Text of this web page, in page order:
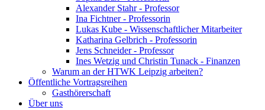
Alexander Stahr - Professor
Ina Fichtner - Professorin
Lukas Kube - Wissenschaftlicher Mitarbeiter
Katharina Gelbrich - Professorin
Jens Schneider - Professor
Ines Wetzig und Christin Tunack - Finanzen
Warum an der HTWK Leipzig arbeiten?
Öffentliche Vortragsreihen
Gasthörerschaft
Über uns